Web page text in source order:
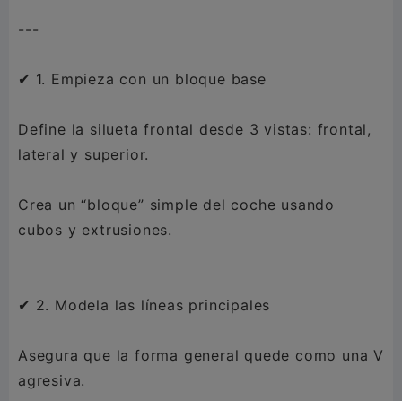
---
✔ 1. Empieza con un bloque base
Define la silueta frontal desde 3 vistas: frontal,
lateral y superior.
Crea un “bloque” simple del coche usando
cubos y extrusiones.
✔ 2. Modela las líneas principales
Asegura que la forma general quede como una V
agresiva.